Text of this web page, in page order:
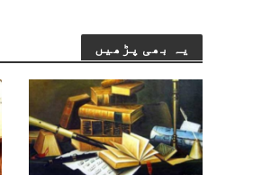
یہ بھی پڑھیں